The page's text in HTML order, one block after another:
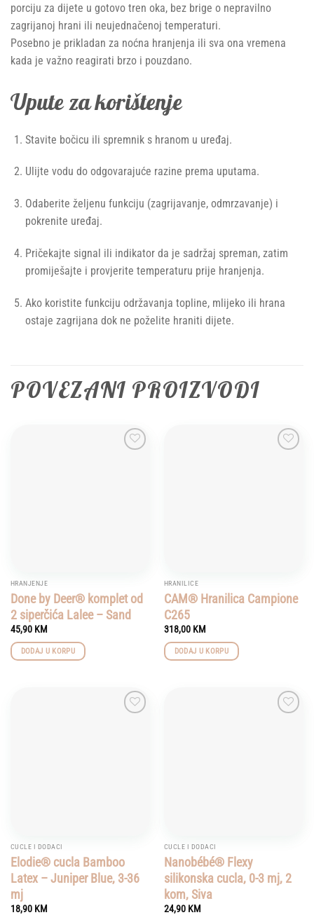
porciju za dijete u gotovo tren oka, bez brige o nepravilno
zagrijanoj hrani ili neujednačenoj temperaturi.
Posebno je prikladan za noćna hranjenja ili sva ona vremena
kada je važno reagirati brzo i pouzdano.
Upute za korištenje
Stavite bočicu ili spremnik s hranom u uređaj.
Ulijte vodu do odgovarajuće razine prema uputama.
Odaberite željenu funkciju (zagrijavanje, odmrzavanje) i
pokrenite uređaj.
Pričekajte signal ili indikator da je sadržaj spreman, zatim
promiješajte i provjerite temperaturu prije hranjenja.
Ako koristite funkciju održavanja topline, mlijeko ili hrana
ostaje zagrijana dok ne poželite hraniti dijete.
POVEZANI PROIZVODI
HRANJENJE
Done by Deer® komplet od
2 siperčića Lalee – Sand
45,90 KM
DODAJ U KORPU
HRANILICE
CAM® Hranilica Campione
C265
318,00 KM
DODAJ U KORPU
CUCLE I DODACI
Elodie® cucla Bamboo
Latex – Juniper Blue, 3-36
mj
18,90 KM
CUCLE I DODACI
Nanobébé® Flexy
silikonska cucla, 0-3 mj, 2
kom, Siva
24,90 KM